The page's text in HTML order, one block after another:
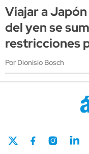
Viajar a
del yen se
restricciones
Por Dionisio Bosch